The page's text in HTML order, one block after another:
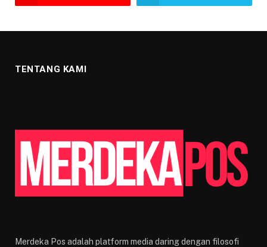
TENTANG KAMI
Merdeka Pos adalah platform media daring dengan filosofi